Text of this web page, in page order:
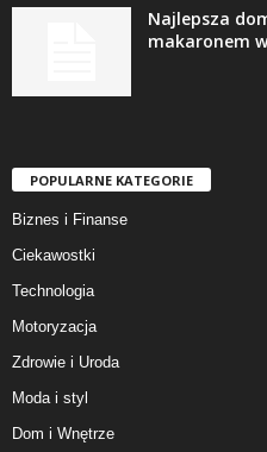
Najlepsza
makaronem
POPULARNE KATEGORIE
Biznes i Finanse
Ciekawostki
Technologia
Motoryzacja
Zdrowie i Uroda
Moda i styl
Dom i Wnętrze